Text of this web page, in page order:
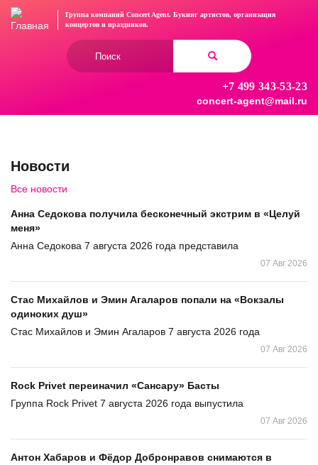
Перейти
Группа компаний Concert Agent. Букинг артистов, организация
концертови праздников.
+7 499 343-53-23
concert-agent@mail.ru
Новости
Все новости
Анна Седокова получила бесконечный экстрим в «Целуй
меня»
Анна Седокова 7 августа 2026 года представила
07 Авг 2026
Стас Михайлов и Эмин Агаларов попали на «Вокзалы
одиноких душ»
Стас Михайлов и Эмин Агаларов 7 августа 2026 года
07 Авг 2026
Rock Privet переиначил «Сансару» Басты
Группа Rock Privet 7 августа 2026 года выпустила
07 Авг 2026
Антон Хабаров и Фёдор Добронравов снимаются в